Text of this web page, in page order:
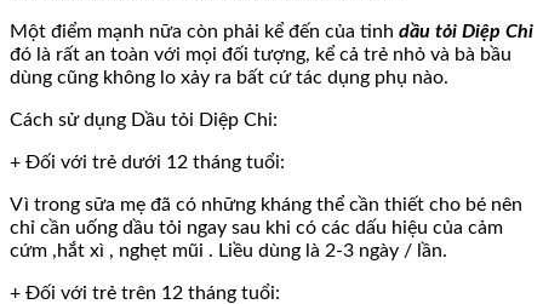
Một điểm mạnh nữa còn phải kể đến của tinh dầu tỏi Diệp Chi
đó là rất an toàn với mọi đối tượng, kể cả trẻ nhỏ và bà bầu
dùng cũng không lo xảy ra bất cứ tác dụng phụ nào.
Cách sử dụng Dầu tỏi Diệp Chi:
+ Đối với trẻ dưới 12 tháng tuổi:
Vì trong sữa mẹ đã có những kháng thể cần thiết cho bé nên
chỉ cần uống dầu tỏi ngay sau khi có các dấu hiệu của cảm
cứm ,hắt xì , nghẹt mũi . Liều dùng là 2-3 ngày / lần.
+ Đối với trẻ trên 12 tháng tuổi: